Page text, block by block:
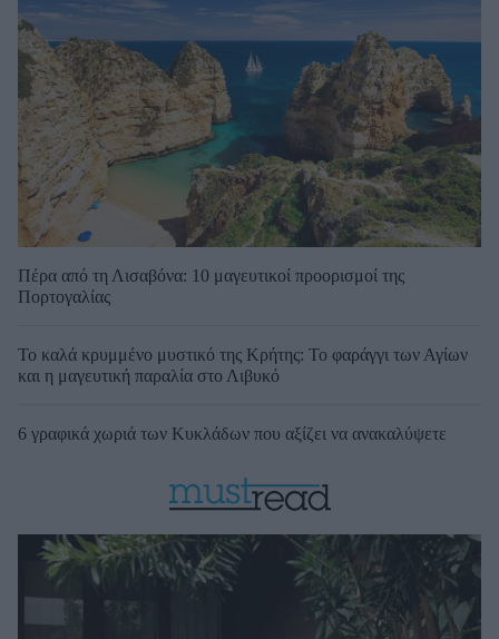
Πέρα από τη Λισαβόνα: 10 μαγευτικοί προορισμοί της
Πορτογαλίας
Το καλά κρυμμένο μυστικό της Κρήτης: Το φαράγγι των Αγίων
και η μαγευτική παραλία στο Λιβυκό
6 γραφικά χωριά των Κυκλάδων που αξίζει να ανακαλύψετε